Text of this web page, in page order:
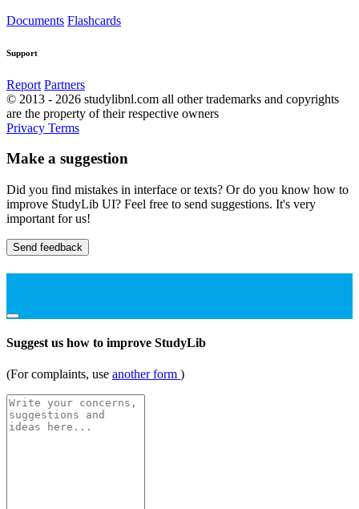
Documents Flashcards
Support
Report Partners
© 2013 - 2026 studylibnl.com all other trademarks and copyrights
are the property of their respective owners
Privacy Terms
Make a suggestion
Did you find mistakes in interface or texts? Or do you know how to
improve StudyLib UI? Feel free to send suggestions. It's very
important for us!
Send feedback
Suggest us how to improve StudyLib
(For complaints, use another form )